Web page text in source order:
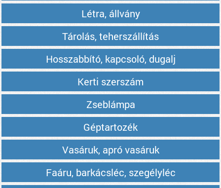
Létra, állvány
Tárolás, teherszállítás
Hosszabbító, kapcsoló, dugalj
Kerti szerszám
Zseblámpa
Géptartozék
Vasáruk, apró vasáruk
Faáru, barkácsléc, szegélyléc